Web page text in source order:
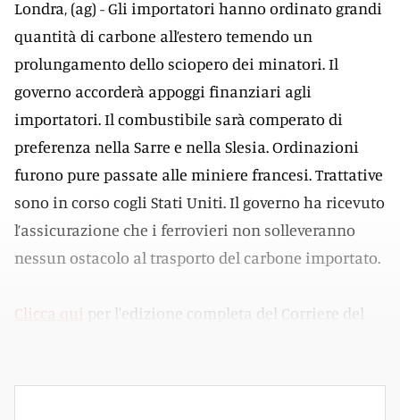
Londra, (ag) - Gli importatori hanno ordinato grandi
quantità di carbone all’estero temendo un
prolungamento dello sciopero dei minatori. Il
governo accorderà appoggi finanziari agli
importatori. Il combustibile sarà comperato di
preferenza nella Sarre e nella Slesia. Ordinazioni
furono pure passate alle miniere francesi. Trattative
sono in corso cogli Stati Uniti. Il governo ha ricevuto
l’assicurazione che i ferrovieri non solleveranno
nessun ostacolo al trasporto del carbone importato.
Clicca qui per l'edizione completa del Corriere del